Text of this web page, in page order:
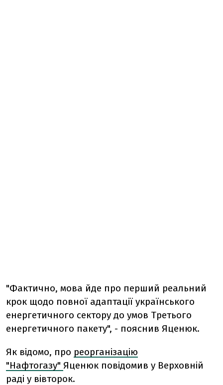
"Фактично, мова йде про перший реальний
крок щодо повної адаптації українського
енергетичного сектору до умов Третього
енергетичного пакету", - пояснив Яценюк.
Як відомо, про реорганізацію
"Нафтогазу" Яценюк повідомив у Верховній
раді у вівторок.